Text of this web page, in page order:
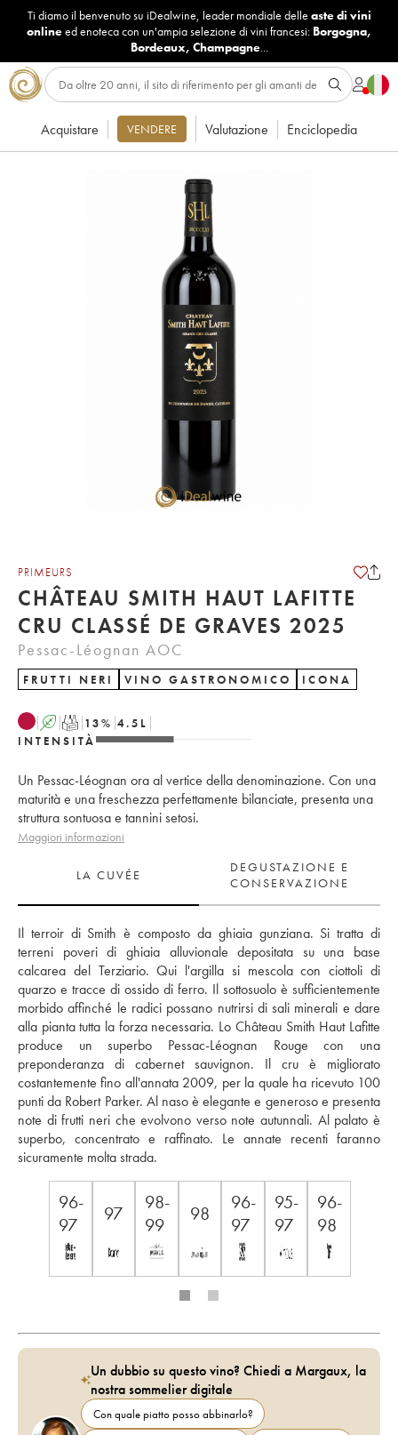
Ti diamo il benvenuto su iDealwine, leader mondiale delle aste di vini
onlineed enoteca con un'ampia selezione di vini francesi: Borgogna,
Bordeaux, Champagne...
Acquistare VENDERE Valutazione Enciclopedia
PRIMEURS
CHÂTEAU SMITH HAUT LAFITTE
CRU CLASSÉ DE GRAVES 2025
Pessac-Léognan AOC
FRUTTI NERI VINO GASTRONOMICO ICONA
A T 13% 4.5 L
INTENSITÀ
Un Pessac-Léognan ora al vertice della denominazione. Con una
maturità e una freschezza perfettamente bilanciate, presenta una
struttura sontuosa e tannini setosi.
Maggiori informazioni
LA CUVÉE
DEGUSTAZIONE E
CONSERVAZIONE
Il terroir di Smith è composto da ghiaia gunziana. Si tratta di
terreni poveri di ghiaia alluvionale depositata su una base
calcarea del Terziario. Qui l'argilla si mescola con ciottoli di
quarzo e tracce di ossido di ferro. Il sottosuolo è sufficientemente
morbido affinché le radici possano nutrirsi di sali minerali e dare
alla pianta tutta la forza necessaria. Lo Château Smith Haut Lafitte
produce un superbo Pessac-Léognan Rouge con una
preponderanza di cabernet sauvignon. Il cru è migliorato
costantemente fino all'annata 2009, per la quale ha ricevuto 100
punti da Robert Parker. Al naso è elegante e generoso e presenta
note di frutti neri che evolvono verso note autunnali. Al palato è
superbo, concentrato e raffinato. Le annate recenti faranno
sicuramente molta strada.
96-
97
97
98-
99
98
96-
97
95-
97
96-
98
Un dubbio su questo vino? Chiedi a Margaux, la
nostra sommelier digitale
Con quale piatto posso abbinarlo?